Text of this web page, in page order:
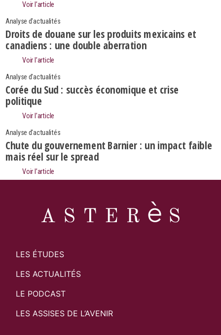
Voir l’article
Analyse d'actualités
Droits de douane sur les produits mexicains et
canadiens : une double aberration
Voir l’article
Analyse d'actualités
Corée du Sud : succès économique et crise
politique
Voir l’article
Analyse d'actualités
Chute du gouvernement Barnier : un impact faible
mais réel sur le spread
Voir l’article
LES ÉTUDES
LES ACTUALITÉS
LE PODCAST
LES ASSISES DE L’AVENIR
Search